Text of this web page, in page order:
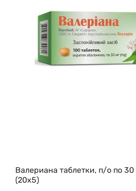
Валериана таблетки, п/о по
(20х5)